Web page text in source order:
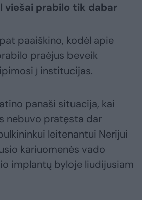
viešai prabilo tik dabar
paaiškino, kodėl apie
praėjus beveik
į institucijas.
panaši situacija, kai
nebuvo pratęsta dar
leitenantui Nerijui
kariuomenės vado
implantų byloje liudijusiam